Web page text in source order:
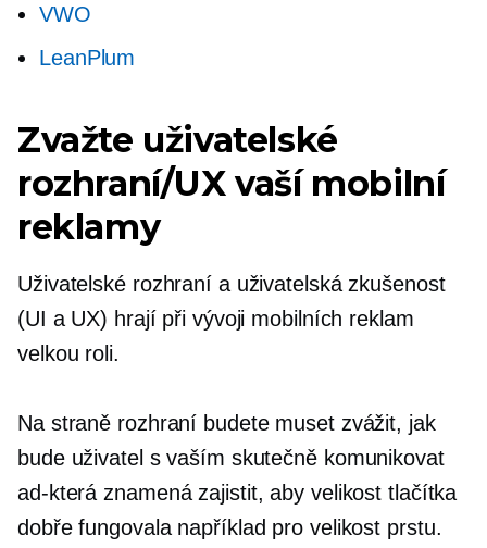
VWO
LeanPlum
Zvažte uživatelské
rozhraní/UX vaší mobilní
reklamy
Uživatelské rozhraní a uživatelská zkušenost
(UI a UX) hrají při vývoji mobilních reklam
velkou roli.
Na straně rozhraní budete muset zvážit, jak
bude uživatel s vaším skutečně komunikovat
ad-která znamená zajistit, aby velikost tlačítka
dobře fungovala například pro velikost prstu.